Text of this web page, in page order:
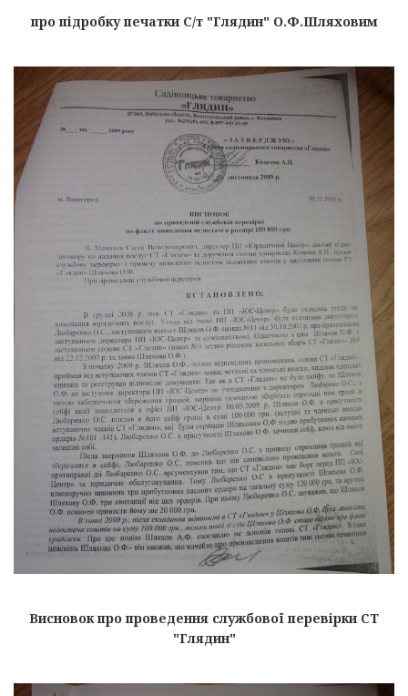
про підробку печатки С/т "Глядин" О.Ф.Шляховим
Висновок про проведення службової перевірки СТ
"Глядин"